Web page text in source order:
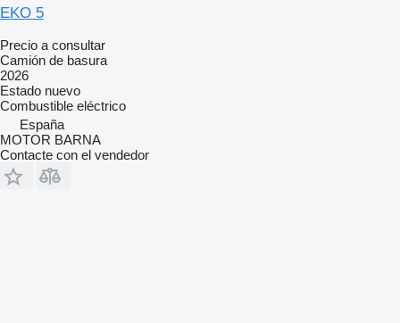
EKO 5
Precio a consultar
Camión de basura
2026
Estado nuevo
Combustible eléctrico
España
MOTOR BARNA
Contacte con el vendedor